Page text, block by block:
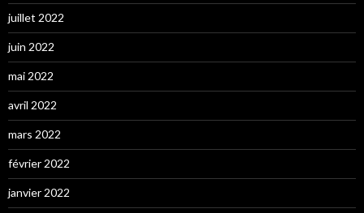
juillet 2022
juin 2022
mai 2022
avril 2022
mars 2022
février 2022
janvier 2022